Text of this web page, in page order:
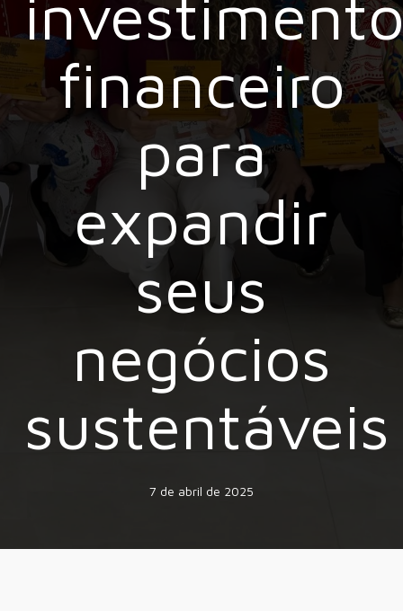
financeiro
para
expandir
seus
negócios
sustentáveis
7 de abril de 2025